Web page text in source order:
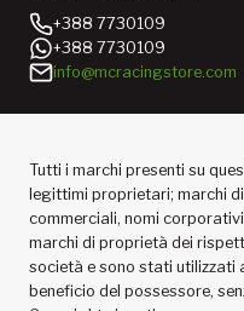
+388 7730109
+388 7730109
info@mcracingstore.com
Tutti i marchi presenti su
legittimi proprietari; marchi
commerciali, nomi
marchi di proprietà dei
società e sono stati utilizzati
beneficio del possessore,